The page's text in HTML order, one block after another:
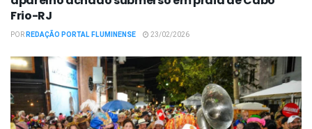
Frio-RJ
PORREDAÇÃO PORTAL FLUMINENSE 23/02/2026